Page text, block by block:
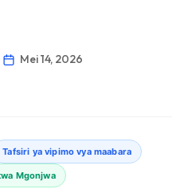
Mei 14, 2026
Tafsiri ya vipimo vya maabara
Mgonjwa